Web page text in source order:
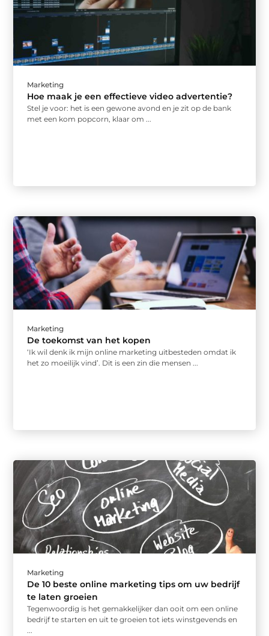
Marketing
Hoe maak je een effectieve video advertentie?
Stel je voor: het is een gewone avond en je zit op de bank
met een kom popcorn, klaar om ...
Marketing
De toekomst van het kopen
‘Ik wil denk ik mijn online marketing uitbesteden omdat ik
het zo moeilijk vind’. Dit is een zin die mensen ...
Marketing
De 10 beste online marketing tips om uw bedrijf
te laten groeien
Tegenwoordig is het gemakkelijker dan ooit om een ​​online
bedrijf te starten en uit te groeien tot iets winstgevends en
...